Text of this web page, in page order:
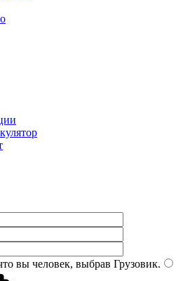
вы человек, выбрав Грузовик.